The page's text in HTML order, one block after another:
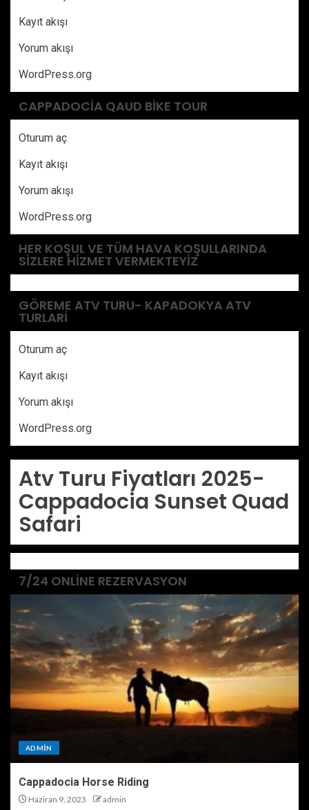
Kayıt akışı
Yorum akışı
WordPress.org
CAPPADOCIA QAUD BIKE TOUR
Oturum aç
Kayıt akışı
Yorum akışı
WordPress.org
HER KOŞUL VE TÜM HAVA KOŞULLARINDA
SIZLERE HIZMET VERMEKTEYIZ
GÖREME ATV TURU- KAPADOKYA ATV
TURLARI
Oturum aç
Kayıt akışı
Yorum akışı
WordPress.org
Atv Turu Fiyatları 2025-
Cappadocia Sunset Quad
Safari
7/24 ONLINE REZERVASYON
ADMIN
Cappadocia Horse Riding
Haziran 9, 2023 admin